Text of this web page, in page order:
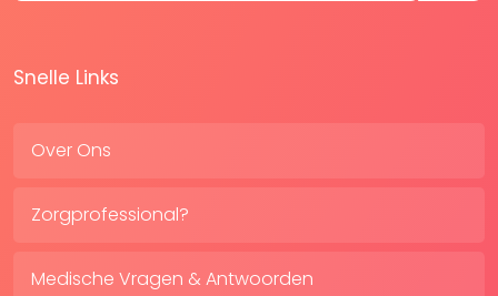
Snelle Links
Over Ons
Zorgprofessional?
Medische Vragen & Antwoorden